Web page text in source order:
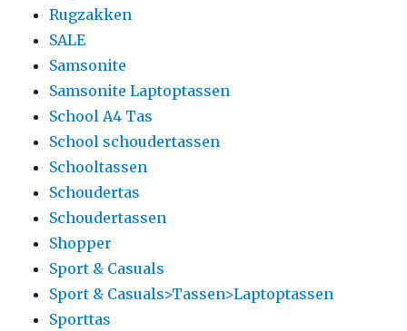
Rugzakken
SALE
Samsonite
Samsonite Laptoptassen
School A4 Tas
School schoudertassen
Schooltassen
Schoudertas
Schoudertassen
Shopper
Sport & Casuals
Sport & Casuals>Tassen>Laptoptassen
Sporttas